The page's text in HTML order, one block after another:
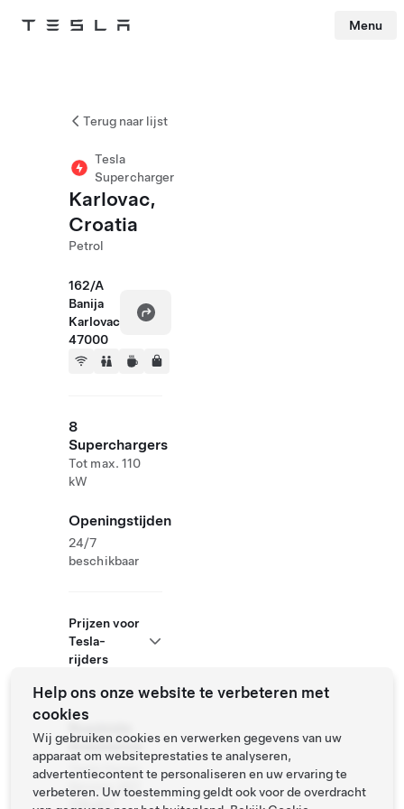
Tesla Menu
Terug naar lijst
Tesla
Supercharger
Karlovac,
Croatia
Petrol
162/A
Banija
Karlovac
47000
8
Superchargers
Tot max. 110
kW
Openingstijden
24/7
beschikbaar
Prijzen voor
Tesla-
rijders
Assistance
Tesla Owner
Service:
017
Help ons onze website te verbeteren met
cookies
Wij gebruiken cookies en verwerken gegevens van uw
apparaat om websiteprestaties te analyseren,
advertentiecontent te personaliseren en uw ervaring te
verbeteren. Uw toestemming geldt ook voor de overdracht